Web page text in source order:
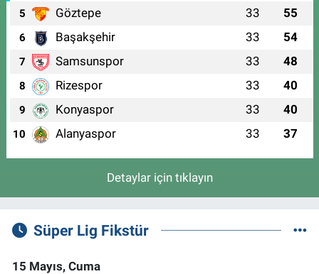
5 Göztepe 33 55
6 Başakşehir 33 54
7 Samsunspor 33 48
8 Rizespor 33 40
9 Konyaspor 33 40
10 Alanyaspor 33 37
Detaylar için tıklayın
Süper Lig Fikstür
15 Mayıs, Cuma